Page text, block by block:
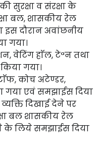
सुरक्षा व संरक्षा के
बल, शासकीय रेल
दौरान अवांछनीय
गया।
वेटिंग हाॅल, टेªन तथा
गया।
कोच अटेण्डर,
गया एवं समझाईस दिया
दिखाई देने पर
बल शासकीय रेल
के लिये समझाईस दिया